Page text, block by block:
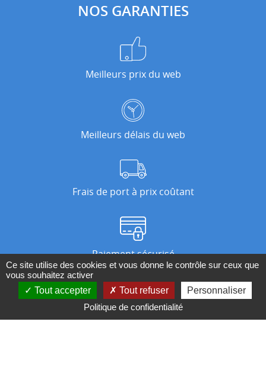
NOS GARANTIES
Meilleurs prix du web
Meilleurs délais du web
Frais de port à prix coûtant
Paiement sécurisé
Nos magasins
Ce site utilise des cookies et vous donne le contrôle sur ceux que
vous souhaitez activer
Tout accepter
Tout refuser
Personnaliser
Politique de confidentialité